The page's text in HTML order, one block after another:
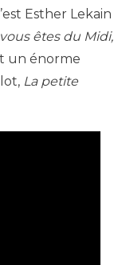
Esther Lekain
êtes du Midi,
un énorme
La petite